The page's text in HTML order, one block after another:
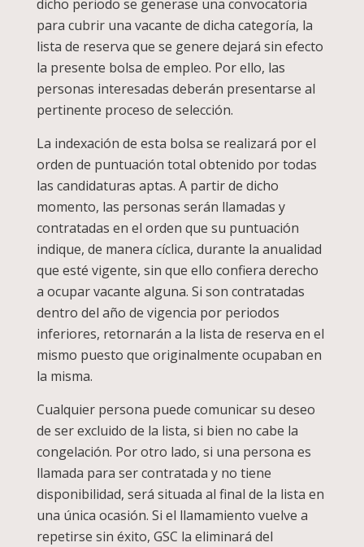
dicho periodo se generase una convocatoria
para cubrir una vacante de dicha categoría, la
lista de reserva que se genere dejará sin efecto
la presente bolsa de empleo. Por ello, las
personas interesadas deberán presentarse al
pertinente proceso de selección.
La indexación de esta bolsa se realizará por el
orden de puntuación total obtenido por todas
las candidaturas aptas. A partir de dicho
momento, las personas serán llamadas y
contratadas en el orden que su puntuación
indique, de manera cíclica, durante la anualidad
que esté vigente, sin que ello confiera derecho
a ocupar vacante alguna. Si son contratadas
dentro del año de vigencia por periodos
inferiores, retornarán a la lista de reserva en el
mismo puesto que originalmente ocupaban en
la misma.
Cualquier persona puede comunicar su deseo
de ser excluido de la lista, si bien no cabe la
congelación. Por otro lado, si una persona es
llamada para ser contratada y no tiene
disponibilidad, será situada al final de la lista en
una única ocasión. Si el llamamiento vuelve a
repetirse sin éxito, GSC la eliminará del